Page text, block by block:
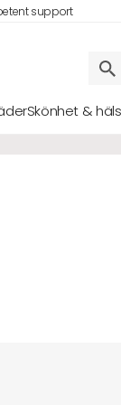
support
Skönhet &